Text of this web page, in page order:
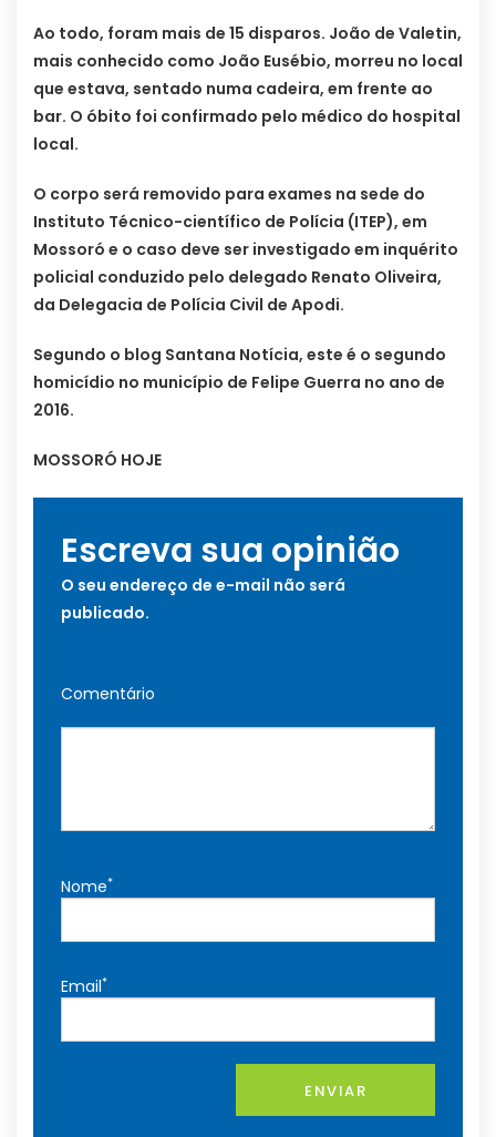
Ao todo, foram mais de 15 disparos. João de Valetin,
mais conhecido como João Eusébio, morreu no local
que estava, sentado numa cadeira, em frente ao
bar. O óbito foi confirmado pelo médico do hospital
local.
O corpo será removido para exames na sede do
Instituto Técnico-científico de Polícia (ITEP), em
Mossoró e o caso deve ser investigado em inquérito
policial conduzido pelo delegado Renato Oliveira,
da Delegacia de Polícia Civil de Apodi.
Segundo o blog Santana Notícia, este é o segundo
homicídio no município de Felipe Guerra no ano de
2016.
MOSSORÓ HOJE
Escreva sua opinião
O seu endereço de e-mail não será
publicado.
Comentário
Nome*
Email*
ENVIAR